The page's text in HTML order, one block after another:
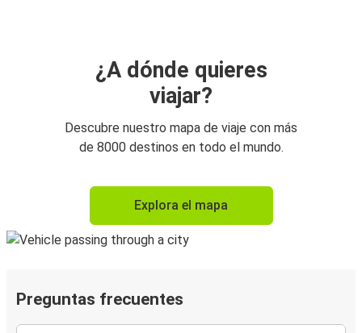
¿A dónde quieres
viajar?
Descubre nuestro mapa de viaje con más
de 8000 destinos en todo el mundo.
Explora el mapa
Preguntas frecuentes